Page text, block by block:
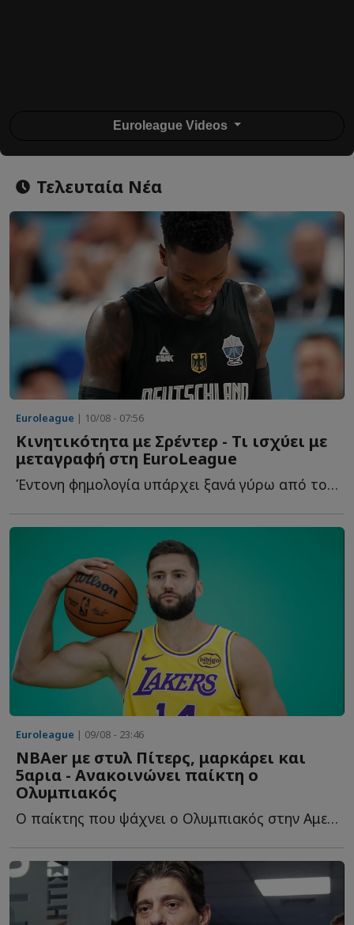
Euroleague Videos
Τελευταία Νέα
Euroleague | 10/08 - 07:56
Κινητικότητα με Σρέντερ - Τι ισχύει με
μεταγραφή στη EuroLeague
Έντονη φημολογία υπάρχει ξανά γύρω από το όνομα του Ν...
Euroleague | 09/08 - 23:46
NBAer με στυλ Πίτερς, μαρκάρει και
5αρια - Ανακοινώνει παίκτη ο
Ολυμπιακός
Ο παίκτης που ψάχνει ο Ολυμπιακός στην Αμερική, οι τρεις δ...